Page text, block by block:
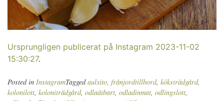
Ursprungligen publicerat på Instagram 2023-11-02
15:30:27.
Posted in InstagramTaggedaulxito, frånjordtillbord, köksträdgård,
kolonilott, koloniträdgård, odlaätbart, odladinmat, odlingslott,